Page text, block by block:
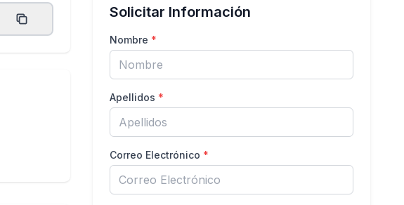
Solicitar Información
Nombre *
Apellidos *
Correo Electrónico *